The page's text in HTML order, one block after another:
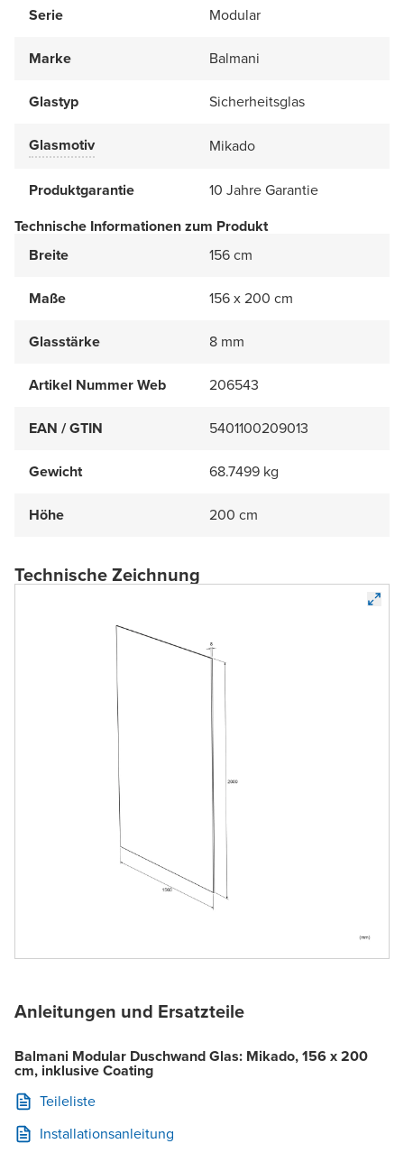
Serie Modular
Marke Balmani
Glastyp Sicherheitsglas
Glasmotiv Mikado
Produktgarantie
10 Jahre Garantie
Technische Informationen zum Produkt
Breite
156 cm
Maße 156 x 200 cm
Glasstärke 8 mm
Artikel Nummer Web 206543
EAN / GTIN 5401100209013
Gewicht 68.7499 kg
Höhe 200 cm
Technische Zeichnung
Anleitungen und Ersatzteile
Balmani Modular Duschwand Glas: Mikado, 156 x 200
cm, inklusive Coating
Teileliste
Installationsanleitung